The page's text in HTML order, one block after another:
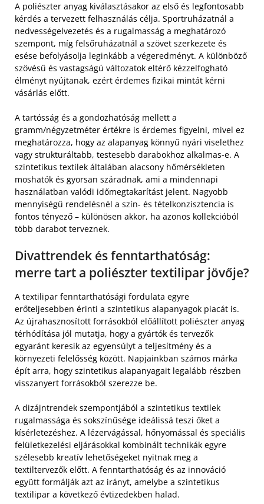
A poliészter anyag kiválasztásakor az első és legfontosabb
kérdés a tervezett felhasználás célja. Sportruházatnál a
nedvességelvezetés és a rugalmasság a meghatározó
szempont, míg felsőruházatnál a szövet szerkezete és
esése befolyásolja leginkább a végeredményt. A különböző
szövésű és vastagságú változatok eltérő kézzelfogható
élményt nyújtanak, ezért érdemes fizikai mintát kérni
vásárlás előtt.
A tartósság és a gondozhatóság mellett a
gramm/négyzetméter értékre is érdemes figyelni, mivel ez
meghatározza, hogy az alapanyag könnyű nyári viselethez
vagy strukturáltabb, testesebb darabokhoz alkalmas-e. A
szintetikus textilek általában alacsony hőmérsékleten
moshatók és gyorsan száradnak, ami a mindennapi
használatban valódi időmegtakarítást jelent. Nagyobb
mennyiségű rendelésnél a szín- és tételkonzisztencia is
fontos tényező – különösen akkor, ha azonos kollekcióból
több darabot terveznek.
Divattrendek és fenntarthatóság:
merre tart a poliészter textilipar jövője?
A textilipar fenntarthatósági fordulata egyre
erőteljesebben érinti a szintetikus alapanyagok piacát is.
Az újrahasznosított forrásokból előállított poliészter anyag
térhódítása jól mutatja, hogy a gyártók és tervezők
egyaránt keresik az egyensúlyt a teljesítmény és a
környezeti felelősség között. Napjainkban számos márka
épít arra, hogy szintetikus alapanyagait legalább részben
visszanyert forrásokból szerezze be.
A dizájntrendek szempontjából a szintetikus textilek
rugalmassága és sokszínűsége ideálissá teszi őket a
kísérletezéshez. A lézervágással, hőnyomással és speciális
felületkezelési eljárásokkal kombinált technikák egyre
szélesebb kreatív lehetőségeket nyitnak meg a
textiltervezők előtt. A fenntarthatóság és az innováció
együtt formálják azt az irányt, amelybe a szintetikus
textilipar a következő évtizedekben halad.